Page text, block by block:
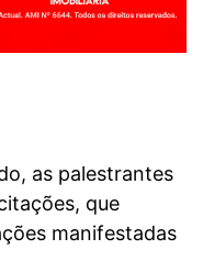
as palestrantes
que
manifestadas